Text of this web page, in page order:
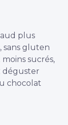
plus
sans gluten
sucrés,
déguster
chocolat